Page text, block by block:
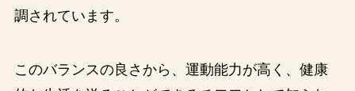
調されています。
このバランスの良さから、運動能力が高く、健康